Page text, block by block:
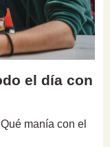
el día con
manía con el